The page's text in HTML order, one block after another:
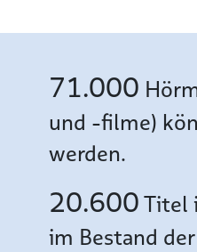
71.000
und -filme)
werden.
20.600Titel
im Bestand